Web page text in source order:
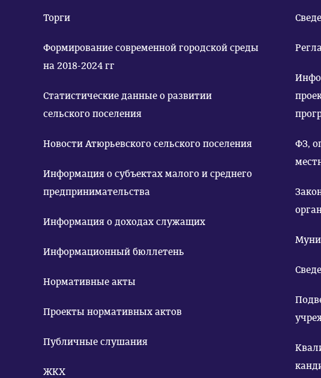
Торги
Формирование современной городской среды
на 2018-2024 гг
Статистические данные о развитии
сельского поселения
Новости Атюрьевского сельского поселения
Информация о субъектах малого и среднего
предпринимательства
Информация о доходах служащих
Информационный бюллетень
Нормативные акты
Проекты нормативных актов
Публичные слушания
ЖКХ
ФЗ,